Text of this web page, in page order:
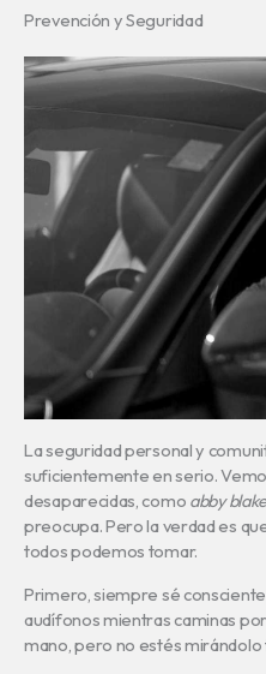
Prevención y Seguridad
La seguridad personal y
suficientemente en serio.
desaparecidas, como abby
preocupa. Pero la verdad es
todos podemos tomar.
Primero, siempre sé
audífonos mientras caminas
mano, pero no estés